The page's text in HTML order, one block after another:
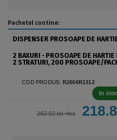
Pachetul contine:
DISPENSER PROSOAPE DE
2 BAXURI - PROSOAPE DE
2 STRATURI, 200 PROSOAPE/
COD PRODUS: R2606R1312
In stoc
262.02 lei +tva